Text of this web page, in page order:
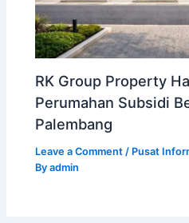
RK Group Property
Perumahan Subsidi
Palembang
Leave a Comment / Pusat
Byadmin